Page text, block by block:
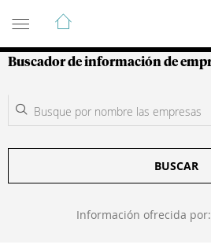
Guía de Empresas
Buscador de información de
BUSCAR
Información ofrecida por: